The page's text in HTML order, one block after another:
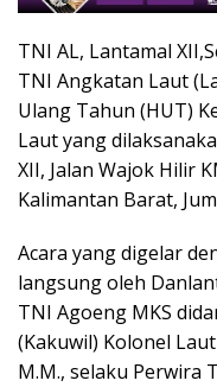
TNI AL, Lantamal
TNI Angkatan Laut
Ulang Tahun (HUT)
Laut yang
XII, Jalan Wajok Hilir
Kalimantan Barat,
Acara yang digelar
langsung oleh
TNI Agoeng MKS
(Kakuwil) Kolonel
M.M., selaku Perwira